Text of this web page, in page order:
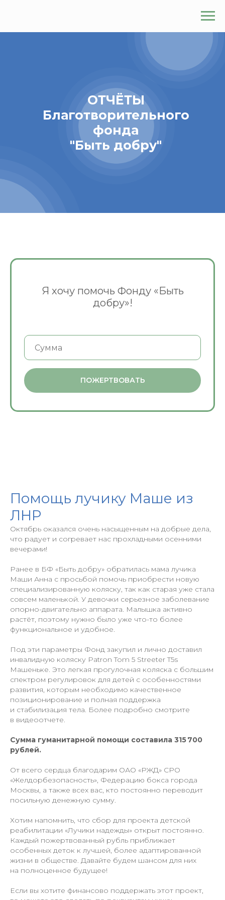
ОТЧЁТЫ
Благотворительного
фонда
"Быть добру"
Я хочу помочь Фонду «Быть
добру»!
ПОЖЕРТВОВАТЬ
Помощь лучику Маше из
ЛНР
Октябрь оказался очень насыщенным на добрые дела,
что радует и согревает нас прохладными осенними
вечерами!
Ранее в БФ «Быть добру» обратилась мама лучика
Маши Анна с просьбой помочь приобрести новую
специализированную коляску, так как старая уже стала
совсем маленькой. У девочки серьезное заболевание
опорно-двигательно аппарата. Малышка активно
растёт, поэтому нужно было уже что-то более
функциональное и удобное.
Под эти параметры Фонд закупил и лично доставил
инвалидную коляску Patron Tom 5 Streeter T5s
Машеньке. Это легкая прогулочная коляска с большим
спектром регулировок для детей с особенностями
развития, которым необходимо качественное
позиционирование и полная поддержка
и стабилизация тела. Более подробно смотрите
в видеоотчете.
Сумма гуманитарной помощи составила 315 700
рублей.
От всего сердца благодарим ОАО «РЖД» СРО
«Желдорбезопасность», Федерацию бокса города
Москвы, а также всех вас, кто постоянно переводит
посильную денежную сумму.
Хотим напомнить, что сбор для проекта детской
реабилитации «Лучики надежды» открыт постоянно.
Каждый пожертвованный рубль приближает
особенных деток к лучшей, более адаптированной
жизни в обществе. Давайте будем шансом для них
на полноценное будущее!
Если вы хотите финансово поддержать этот проект,
+7 (977) 808-56-88
+7 (977) 808-36-88
Осуществляя пожертвование любым